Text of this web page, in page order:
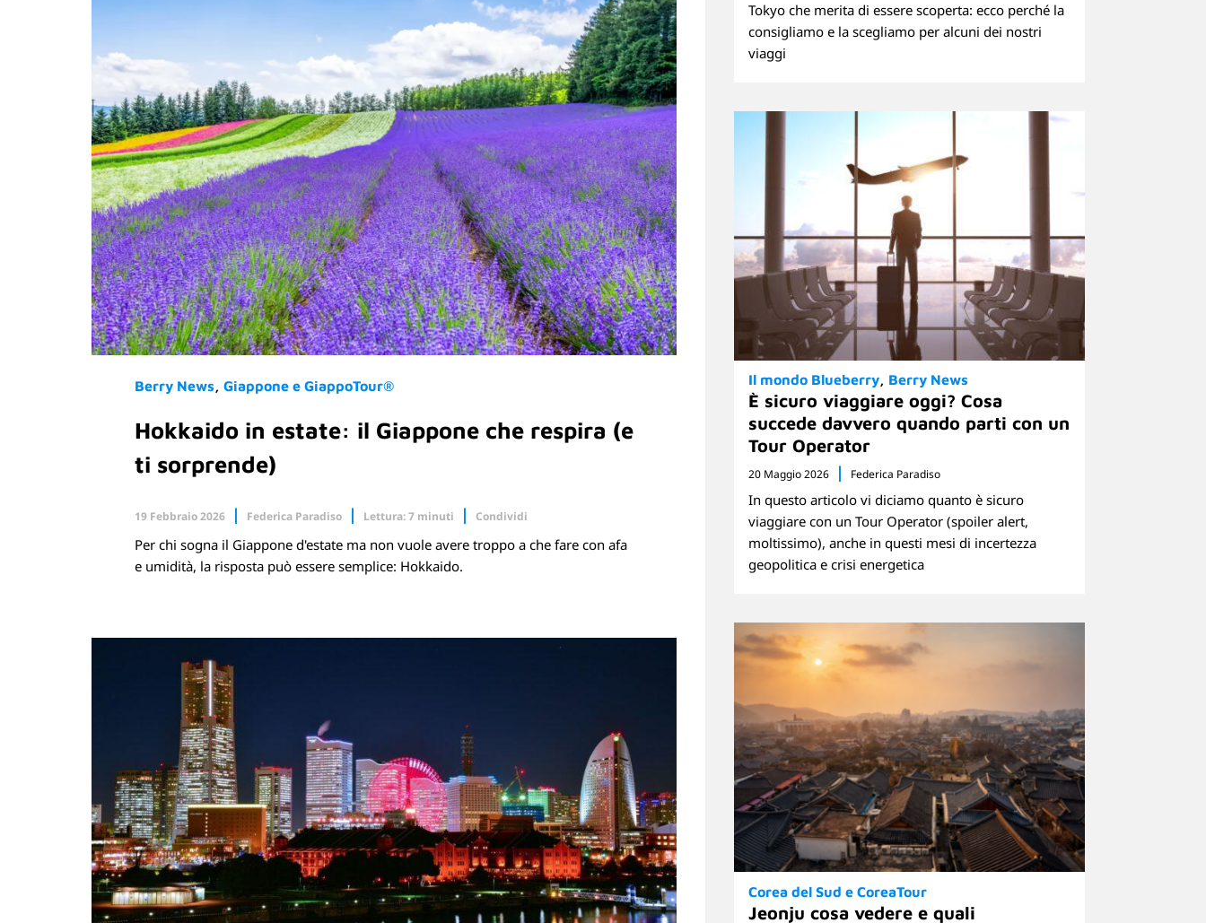
Berry News Giappone e GiappoTour®
Hokkaido in estate: il Giappone che respira (e
ti sorprende)
19 Febbraio 2026 Federica Paradiso Lettura: 7 minuti Condividi
Facebook X.com Linkedin
Per chi sogna il Giappone d'estate ma non vuole avere troppo a che fare con afa
e umidità, la risposta può essere semplice: Hokkaido.
Tokyo che merita di essere scoperta: ecco perché la
consigliamo e la scegliamo per alcuni dei nostri
viaggi
Il mondo Blueberry Berry News
È sicuro viaggiare oggi? Cosa
succede davvero quando parti con un
Tour Operator
20 Maggio 2026 Federica Paradiso
In questo articolo vi diciamo quanto è sicuro
viaggiare con un Tour Operator (spoiler alert,
moltissimo), anche in questi mesi di incertezza
geopolitica e crisi energetica
Corea del Sud e CoreaTour
Jeonju cosa vedere e quali